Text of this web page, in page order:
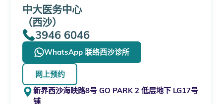
中大医务中心
（西沙）
3946 6046
WhatsApp 联络西沙诊所
网上预约
新界西沙海映路8号 GO PARK 2 低层地下 LG17号
铺